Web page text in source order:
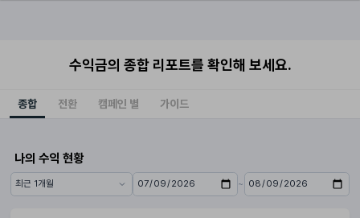
수익금의 종합 리포트를 확인해 보세요.
종합 전환 캠페인 별 가이드
나의 수익 현황
기간 프리셋 시작일 ~
종료일